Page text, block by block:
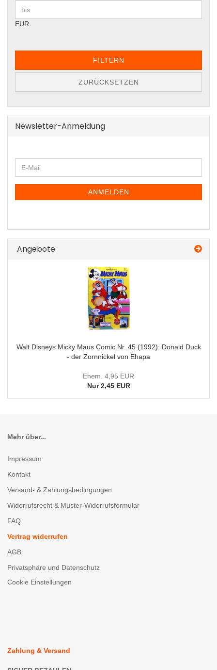
EUR
FILTERN
ZURÜCKSETZEN
Newsletter-Anmeldung
ZUR
NEWSLETTER-
E-
Mail
ANMELDEN
Angebote
Walt Disneys Micky Maus Comic Nr. 45 (1992): Donald Duck
- der Zornnickel von Ehapa
Ehem. 4,95 EUR
Nur 2,45 EUR
Mehr über...
Impressum
Kontakt
Versand- & Zahlungsbedingungen
Widerrufsrecht & Muster-Widerrufsformular
FAQ
Vertrag widerrufen
AGB
Privatsphäre und Datenschutz
Cookie Einstellungen
Zahlung & Versand